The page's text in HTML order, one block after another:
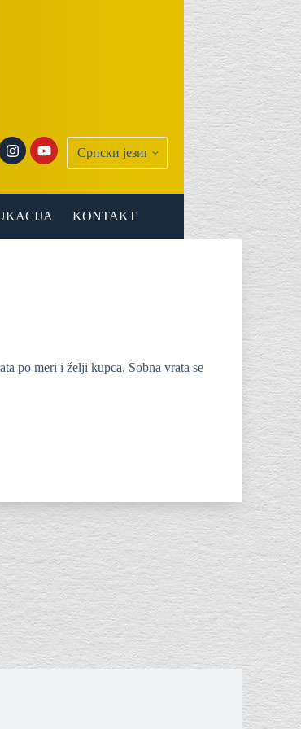
KONTAKT
po meri i želji kupca. Sobna vrata se